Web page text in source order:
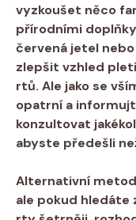
vyzkoušet něco
přírodními
červená jetel
zlepšit vzhled
rtů. Ale jako se
opatrní a
konzultovat
abyste předešli
Alternativní
ale pokud hledáte